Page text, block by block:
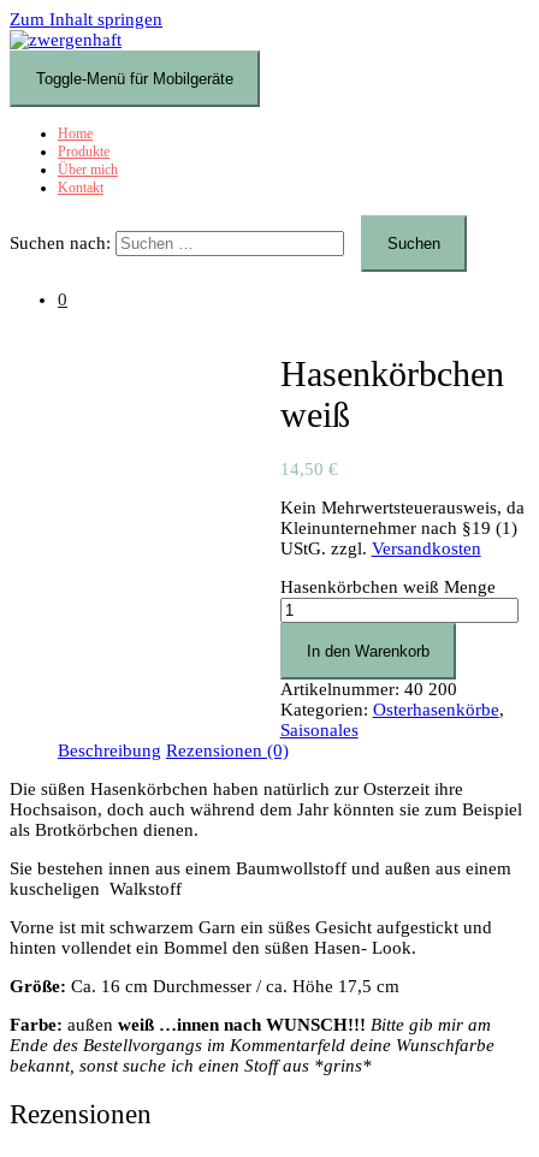
Zum Inhalt springen
Toggle-Menü für Mobilgeräte
Home
Produkte
Über mich
Kontakt
Suchen nach:
0
Hasenkörbchen
weiß
14,50 €
Kein Mehrwertsteuerausweis, da
Kleinunternehmer nach §19 (1)
UStG. zzgl. Versandkosten
Hasenkörbchen weiß Menge
In den Warenkorb
Artikelnummer: 40 200
Kategorien: Osterhasenkörbe,
Saisonales
Beschreibung Rezensionen (0)
Die süßen Hasenkörbchen haben natürlich zur Osterzeit ihre
Hochsaison, doch auch während dem Jahr könnten sie zum Beispiel
als Brotkörbchen dienen.
Sie bestehen innen aus einem Baumwollstoff und außen aus einem
kuscheligen Walkstoff
Vorne ist mit schwarzem Garn ein süßes Gesicht aufgestickt und
hinten vollendet ein Bommel den süßen Hasen- Look.
Größe: Ca. 16 cm Durchmesser / ca. Höhe 17,5 cm
Farbe: außen weiß …innen nach WUNSCH!!! Bitte gib mir am
Ende des Bestellvorgangs im Kommentarfeld deine Wunschfarbe
bekannt, sonst suche ich einen Stoff aus *grins*
Rezensionen